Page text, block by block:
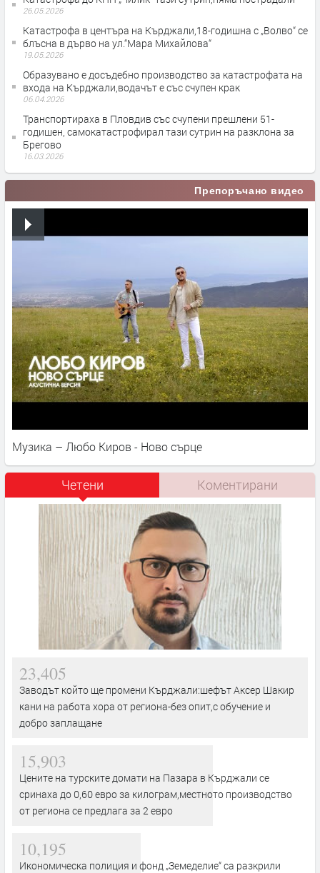
26.05.2026
Катастрофа в центъра на Кърджали,18-годишна с „Волво“ се
блъсна в дърво на ул.“Мара Михайлова“
19.05.2026
Образувано е досъдебно производство за катастрофата на
входа на Кърджали,водачът е със счупен крак
06.04.2026
Транспортираха в Пловдив със счупени прешлени 51-
годишен, самокатастрофирал тази сутрин на разклона за
Брегово
16.03.2026
Препоръчано видео
Музика – Любо Киров - Ново сърце
Четени Коментирани
23,405
Заводът който ще промени Кърджали:шефът Аксер Шакир
кани на работа хора от региона-без опит,с обучение и
добро заплащане
15,903
Цените на турските домати на Пазара в Кърджали се
сринаха до 0,60 евро за килограм,местното производство
от региона се предлага за 2 евро
10,195
Икономическа полиция и фонд „Земеделие“ са разкрили